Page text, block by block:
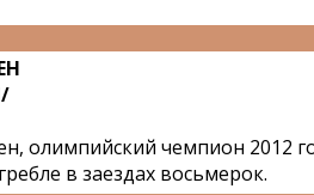
олимпийский чемпион 2012
в заездах восьмерок.